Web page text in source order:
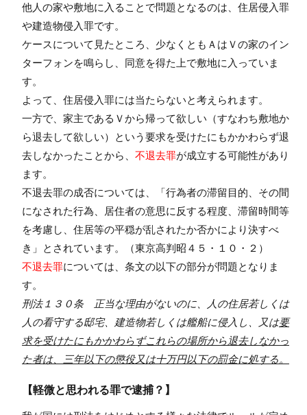
他人の家や敷地に入ることで問題となるのは、住居侵入罪
や建造物侵入罪です。
ケースについて見たところ、少なくともＡはＶの家のイン
ターフォンを鳴らし、同意を得た上で敷地に入っていま
す。
よって、住居侵入罪には当たらないと考えられます。
一方で、家主であるＶから帰って欲しい（すなわち敷地か
ら退去して欲しい）という要求を受けたにもかかわらず退
去しなかったことから、 不退去罪が成立する可能性があり
ます。
不退去罪の成否については、「行為者の滞留目的、その間
になされた行為、居住者の意思に反する程度、滞留時間等
を考慮し、住居等の平穏が乱されたか否かにより決すべ
き」とされています。（東京高判昭４５・１０・２）
不退去罪については、条文の以下の部分が問題となりま
す。
刑法１３０条 正当な理由がないのに、人の住居若しくは
人の看守する邸宅、建造物若しくは艦船に侵入し、又は要
求を受けたにもかかわらずこれらの場所から退去しなかっ
た者は、三年以下の懲役又は十万円以下の罰金に処する。
【軽微と思われる罪で逮捕？】